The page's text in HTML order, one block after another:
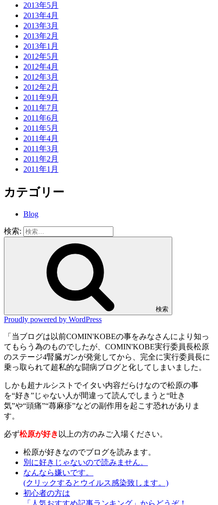
2013年5月
2013年4月
2013年3月
2013年2月
2013年1月
2012年5月
2012年4月
2012年3月
2012年2月
2011年9月
2011年7月
2011年6月
2011年5月
2011年4月
2011年3月
2011年2月
2011年1月
カテゴリー
Blog
検索:
検索
Proudly powered by WordPress
「当ブログは以前COMIN'KOBEの事をみなさんにより知っ
てもらう為のものでしたが、COMIN'KOBE実行委員長松原
のステージ4腎臓ガンが発覚してから、完全に実行委員長に
乗っ取られて超私的な闘病ブログと化してしまいました。
しかも超ナルシストでイタい内容だらけなので松原の事
を“好き”じゃない人が間違って読んでしまうと“吐き
気”や“頭痛”“蕁麻疹”などの副作用を起こす恐れがありま
す。
必ず松原が好き 以上の方のみご入場ください。
松原が好きなのでブログを読みます。
別に好きじゃないので読みません。
なんなら嫌いです。
(クリックするとウイルス感染致します。)
初心者の方は
「人気おすすめ記事ランキング」からどうぞ！